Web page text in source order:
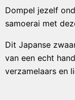
Dompel jezelf
samoerai met
Dit Japanse
van een echt
verzamelaars en